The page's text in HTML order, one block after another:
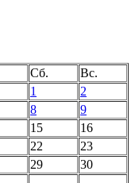
Сб.
Вс.
1
2
8
9
15
16
22
23
29
30